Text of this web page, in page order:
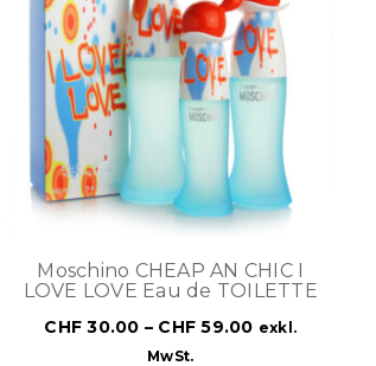
Moschino CHEAP AN CHIC I
LOVE LOVE Eau de TOILETTE
CHF 30.00 – CHF 59.00 exkl.
MwSt.